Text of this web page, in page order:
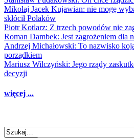
Mikołaj Jacek Kujawian: nie mogę
skłócił Polaków
Piotr Kotlarz: Z trzech powodów nie
Roman Dambek: Jest zagrożeniem dla
Andrzej Michałowski: To nazwisko
porządkiem
Mariusz Wilczyński: Jego rządy
decyzji
więcej ...